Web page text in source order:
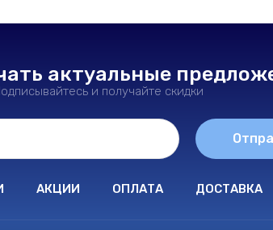
актуальные
и получайте скидки
АКЦИИ ОПЛАТА ДОСТАВКА